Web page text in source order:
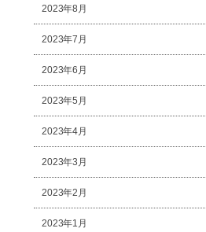
2023年8月
2023年7月
2023年6月
2023年5月
2023年4月
2023年3月
2023年2月
2023年1月